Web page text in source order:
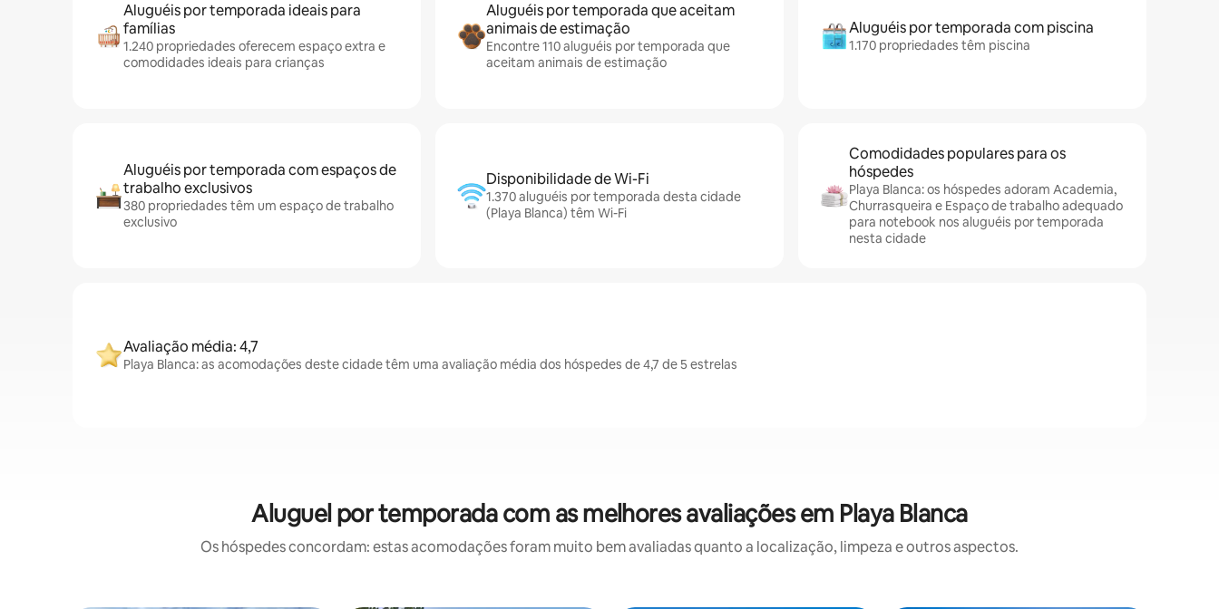
Aluguéis por temporada ideais para
famílias
1.240 propriedades oferecem espaço extra e
comodidades ideais para crianças
Aluguéis por temporada que aceitam
animais de estimação
Encontre 110 aluguéis por temporada que
aceitam animais de estimação
Aluguéis por temporada com piscina
1.170 propriedades têm piscina
Aluguéis por temporada com espaços de
trabalho exclusivos
380 propriedades têm um espaço de trabalho
exclusivo
Disponibilidade de Wi-Fi
1.370 aluguéis por temporada desta cidade
(Playa Blanca) têm Wi-Fi
Comodidades populares para os
hóspedes
Playa Blanca: os hóspedes adoram Academia,
Churrasqueira e Espaço de trabalho adequado
para notebook nos aluguéis por temporada
nesta cidade
Avaliação média: 4,7
Playa Blanca: as acomodações deste cidade têm uma avaliação média dos hóspedes de 4,7 de 5 estrelas
Aluguel por temporada com as melhores avaliações em Playa Blanca
Os hóspedes concordam: estas acomodações foram muito bem avaliadas quanto a localização, limpeza e outros aspectos.